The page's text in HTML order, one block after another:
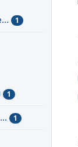
1
1
1